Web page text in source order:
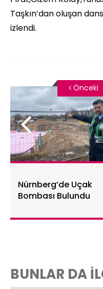
Taşkın’dan oluşan
izlendi.
Nürnberg’de Uçak
Bombası Bulundu
Önceki
BUNLAR DA